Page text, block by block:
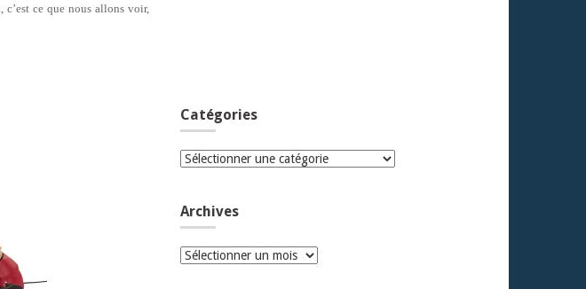
ce que nous allons voir,
Catégories
Catégories
Archives
Archives